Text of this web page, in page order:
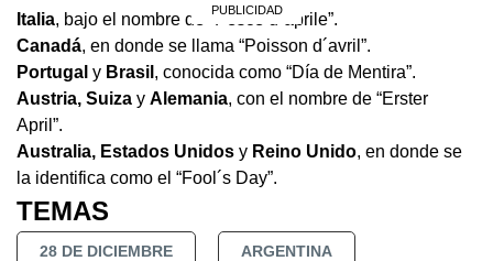
Italia, bajo el nombre de “Pesce d´aprile”.
Canadá, en donde se llama “Poisson d´avril”.
Portugal y Brasil , conocida como “Día de Mentira”.
Austria, Suiza y Alemania, con el nombre de “Erster
April”.
Australia, Estados Unidos y Reino Unido, en donde se
la identifica como el “Fool´s Day”.
TEMAS
28 DE DICIEMBRE ARGENTINA